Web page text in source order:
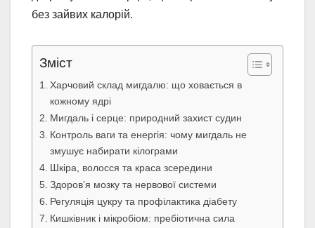
без зайвих калорій.
Зміст
Харчовий склад мигдалю: що ховається в
кожному ядрі
Мигдаль і серце: природний захист судин
Контроль ваги та енергія: чому мигдаль не
змушує набирати кілограми
Шкіра, волосся та краса зсередини
Здоров’я мозку та нервової системи
Регуляція цукру та профілактика діабету
Кишківник і мікробіом: пребіотична сила